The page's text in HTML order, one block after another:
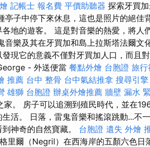
記帳士 報名費 平價助聽器 探索牙買
子中停下來休息，這也是照片的絕佳
地的遊客。 這是對音樂的熱愛，將人
樂及其在牙買加和島上拉斯塔法爾文
現它的意義不僅對牙買加人口，而且
- 外送便當 餐點外燴 台胞證 旅行
推薦 台中 整骨 台中氣結推拿 搜尋引擎
雄獅 台胞證 辦桌外燴推薦 牆壁 漏水
。 房子可以追溯到殖民時代，並在
活。 日落，雷鬼音樂和搖滾跳動...不一
神奇的自然寶藏。 台胞證 遺失 外燴
里爾（Negril）在西海岸的五顏六色日